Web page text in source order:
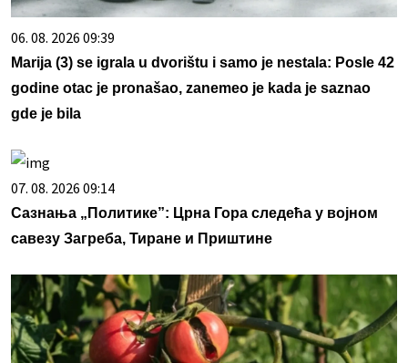
06. 08. 2026 09:39
Marija (3) se igrala u dvorištu i samo je nestala: Posle 42
godine otac je pronašao, zanemeo je kada je saznao
gde je bila
07. 08. 2026 09:14
Сазнања „Политике”: Црна Гора следећа у војном
савезу Загреба, Тиране и Приштине